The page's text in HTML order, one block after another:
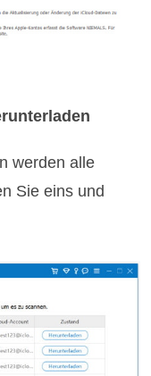
werden alle
Sie eins und